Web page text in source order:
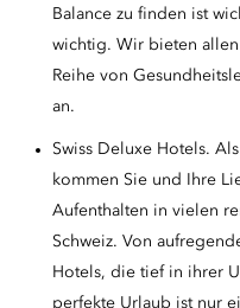
Balance zu finden ist
wichtig. Wir bieten
Reihe von
an.
Swiss Deluxe Hotels.
kommen Sie und Ihre
Aufenthalten in vielen
Schweiz. Von
Hotels, die tief in ihrer
perfekte Urlaub ist nur